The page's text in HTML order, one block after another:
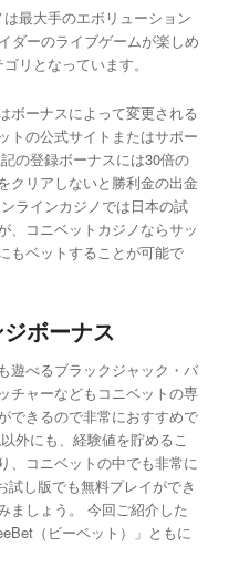
最大手のエボリューション
ダーのライブゲームが楽しめ
リとなっています。
ボーナスによって変更される
トの公式サイトまたはサポー
の登録ボーナスには30倍の
クリアしないと勝利金の出金
ラインカジノでは日本の試
、コニベットカジノならサッ
もベットすることが可能で
ボーナス
遊べるブラックジャック・バ
チャーなどもコニベットの専
できるので非常におすすめで
外にも、経験値を貯めるこ
、コニベットの中でも非常に
試し版でも無料プレイができ
ましょう。 今回ご紹介した
（ビーベット）」ともに